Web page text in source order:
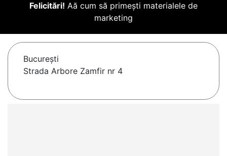
Felicitări! Aă cum să primești materialele de
marketing
Bucureşti
Strada Arbore Zamfir nr 4